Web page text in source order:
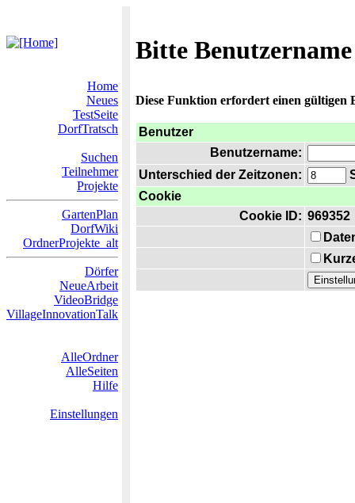
Bitte
Home
Neues
TestSeite
DorfTratsch
Suchen
Teilnehmer
Projekte
GartenPlan
DorfWiki
OrdnerProjekte_alt
Dörfer
NeueArbeit
VideoBridge
VillageInnovationTalk
AlleOrdner
AlleSeiten
Hilfe
Einstellungen
Diese Funktion erfordert einen gültigen
Benutzer
Benutzername:
Unterschied der Zeitzonen:
Cookie
Cookie ID: 969352